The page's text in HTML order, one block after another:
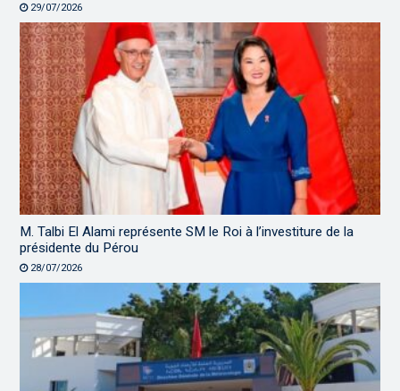
29/07/2026
M. Talbi El Alami représente SM le Roi à l’investiture de la
présidente du Pérou
28/07/2026